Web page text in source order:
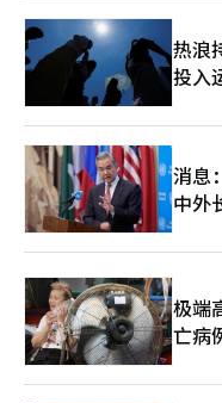
半导体生产线一半产量的“18天总
主席新制允在内部信息中
本外流和税收减少等对国
防御性夸大，而是冷酷的真理。 工会指出与竞争对手
距，并对管理层不透明的
而，数万人的团结并不意
的冲击。作为国家命运所
会员和公众说明“我们应
和客户所需承担的成本”。 在全球半导体战场上，客户不
待，竞争对手也不会施以
长期利益和就业安宁，就
力损害之间的微妙平衡，冷静面对现实。
终将迎来解决的时刻，生
忆，便难以抹去。”并指
担的最昂贵和痛苦的账单
户信任。”他进一步表示
的共生智慧。”※ 本报道
热浪
投入
消息
中外
极端
亡病